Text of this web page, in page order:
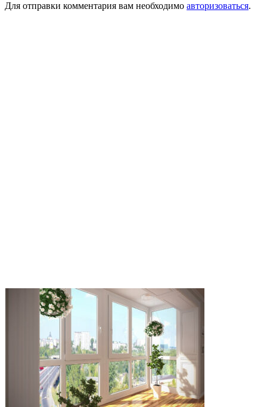
Для отправки комментария вам необходимо авторизоваться.